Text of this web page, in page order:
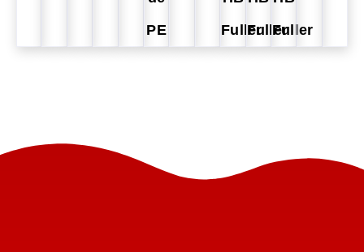
PE
FullerFullerFuller